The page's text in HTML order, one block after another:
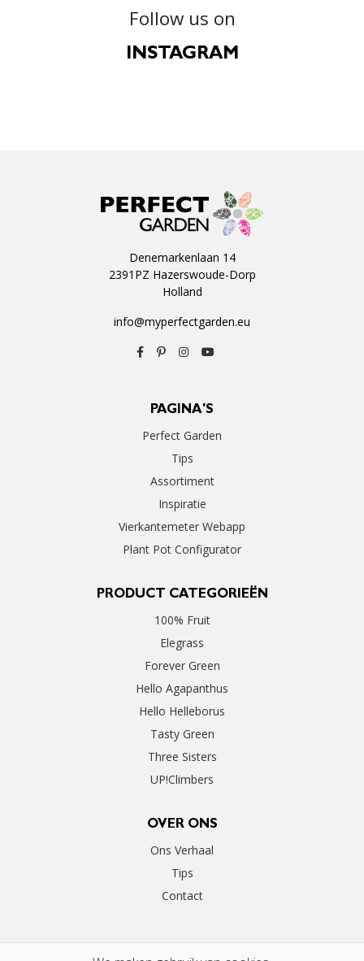
Follow us on
INSTAGRAM
Denemarkenlaan 14
2391PZ Hazerswoude-Dorp
Holland
info@myperfectgarden.eu
PAGINA'S
Perfect Garden
Tips
Assortiment
Inspiratie
Vierkantemeter Webapp
Plant Pot Configurator
PRODUCT CATEGORIEËN
100% Fruit
Elegrass
Forever Green
Hello Agapanthus
Hello Helleborus
Tasty Green
Three Sisters
UP!Climbers
OVER ONS
Ons Verhaal
Tips
Contact